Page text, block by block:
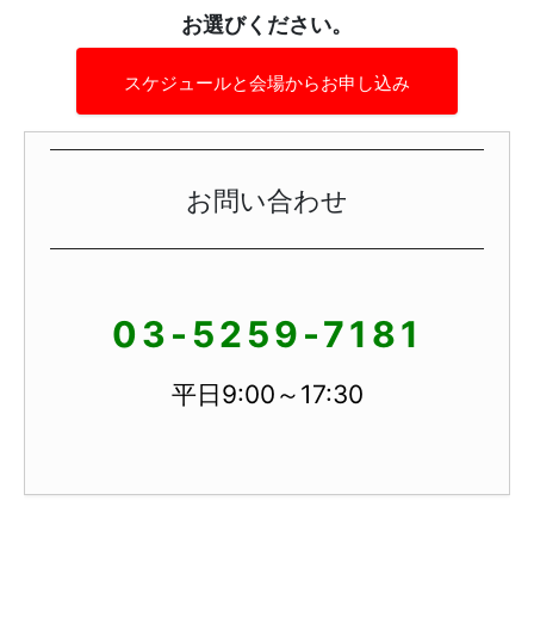
お選びください。
スケジュールと会場からお申し込み
お問い合わせ
03-5259-7181
平日9:00～17:30